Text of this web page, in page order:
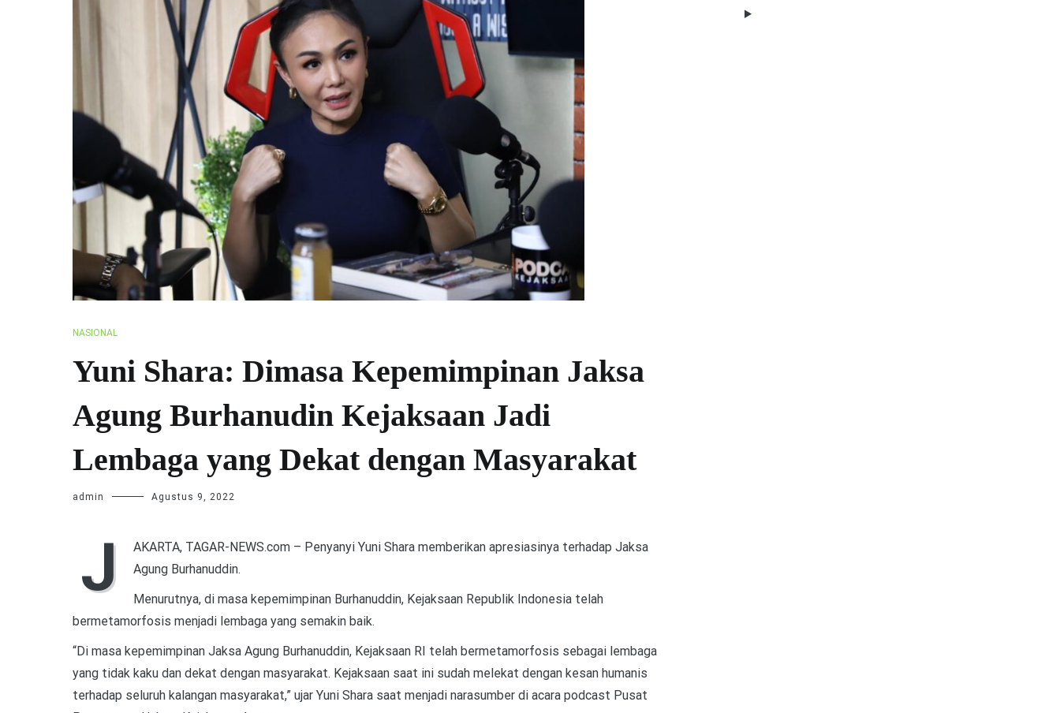
NASIONAL
Yuni Shara: Dimasa Kepemimpinan Jaksa
Agung Burhanudin Kejaksaan Jadi
Lembaga yang Dekat dengan Masyarakat
admin Agustus 9, 2022
J
AKARTA, TAGAR-NEWS.com – Penyanyi Yuni Shara memberikan apresiasinya terhadap Jaksa
Agung Burhanuddin.
Menurutnya, di masa kepemimpinan Burhanuddin, Kejaksaan Republik Indonesia telah
bermetamorfosis menjadi lembaga yang semakin baik.
“Di masa kepemimpinan Jaksa Agung Burhanuddin, Kejaksaan RI telah bermetamorfosis sebagai lembaga
yang tidak kaku dan dekat dengan masyarakat. Kejaksaan saat ini sudah melekat dengan kesan humanis
terhadap seluruh kalangan masyarakat,” ujar Yuni Shara saat menjadi narasumber di acara podcast Pusat